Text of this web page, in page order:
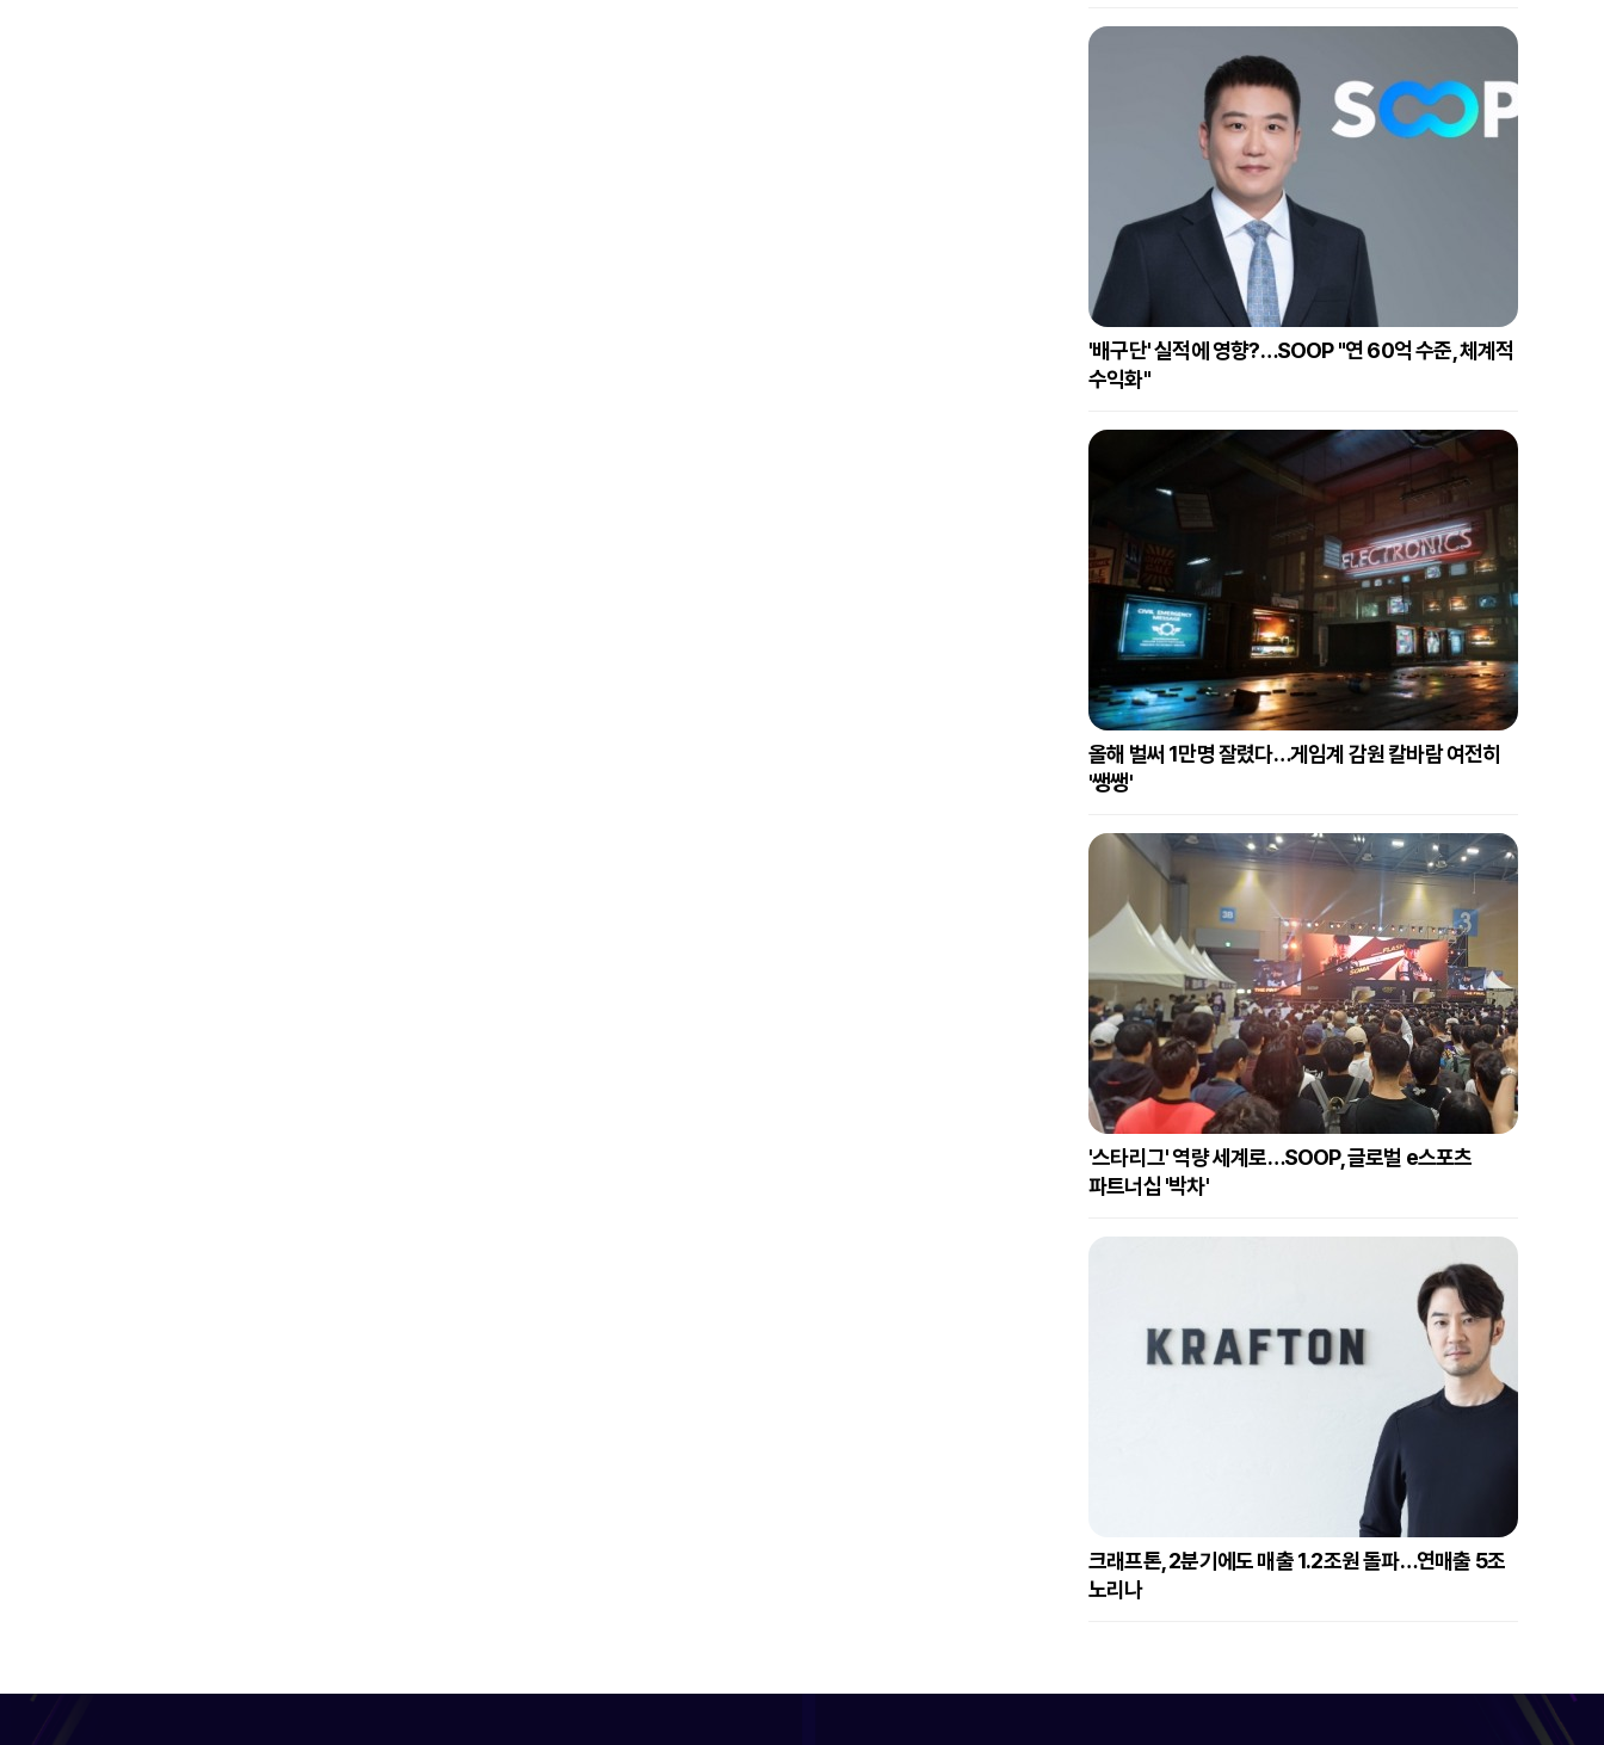
'배구단' 실적에 영향?…SOOP "연 60억 수준, 체계적
수익화"
올해 벌써 1만명 잘렸다…게임계 감원 칼바람 여전히
'쌩쌩'
'스타리그' 역량 세계로…SOOP, 글로벌 e스포츠
파트너십 '박차'
크래프톤, 2분기에도 매출 1.2조원 돌파…연매출 5조
노리나